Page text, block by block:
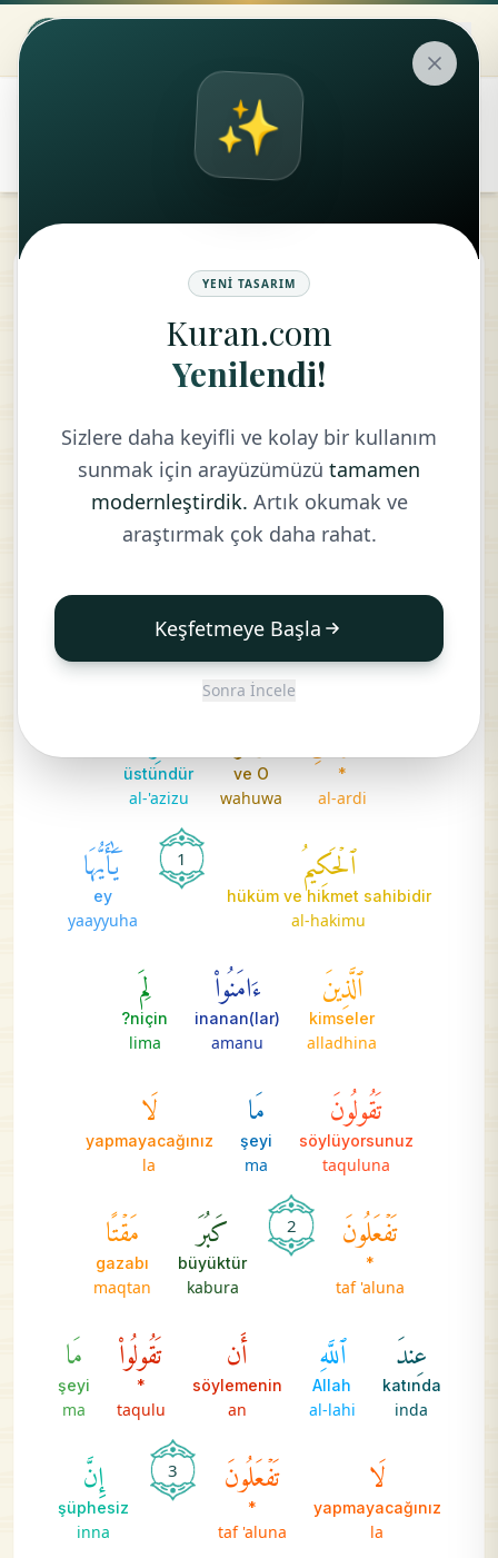
Saf Suresi
KELIME MEALI
سَبَّحَ
tesbih etmektedir
لِلَّهِ
Allah'ı
lillahi
مَا
ne varsa
فِي
fi
ٱلسَّمَٰوَٰتِ
al-samawati
وَمَا
wama
فِي
fi
*
al-ardi
ve O
wahuwa
üstündür
al-'azizu
ٱلۡحَكِيمُ
hüküm ve hikmet sahibidir
al-hakimu
1 يَٰٓأَيُّهَا
ey
yaayyuha
ٱلَّذِينَ
kimseler
alladhina
ءَامَنُواْ
inanan(lar)
amanu
لِمَ
niçin?
lima
تَقُولُونَ
söylüyorsunuz
taquluna
مَا
şeyi
ma
لَا
yapmayacağınız
la
تَفۡعَلُونَ
*
taf 'aluna
2 كَبُرَ
büyüktür
kabura
مَقۡتًا
gazabı
maqtan
عِندَ
katında
inda
ٱللَّهِ
Allah
al-lahi
أَن
söylemenin
an
تَقُولُواْ
*
taqulu
مَا
şeyi
ma
لَا
yapmayacağınız
la
تَفۡعَلُونَ
*
taf 'aluna
3 إِنَّ
şüphesiz
inna
✨
YENI TASARIM
Kuran.com
Yenilendi!
Sizlere daha keyifli ve kolay bir kullanım
sunmak için arayüzümüzü tamamen
modernleştirdik. Artık okumak ve
araştırmak çok daha rahat.
Keşfetmeye Başla
Sonra İncele